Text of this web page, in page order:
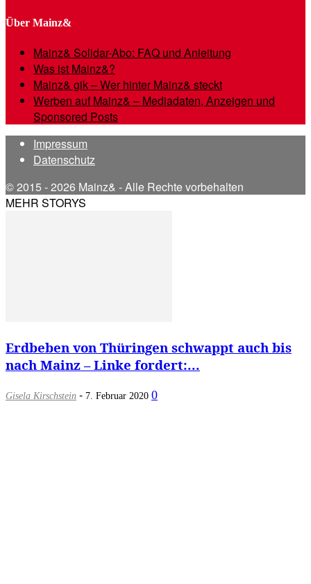
Über Mainz&
Mainz& Solidar-Abo: FAQ und Anleitung
Was ist Mainz&?
Mainz& gik – Wer hinter Mainz& steckt
Werben auf Mainz& – Mediadaten, Anzeigen und
Sponsored Posts
Impressum
Datenschutz
© 2015 - 2026 Mainz& - Alle Rechte vorbehalten
MEHR STORYS
Erdbeben von Thüringen schwappt auch bis
nach Mainz – Linke fordert:...
Gisela Kirschstein - 7. Februar 2020 0